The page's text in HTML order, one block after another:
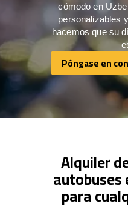
cómodo en
personalizables
hacemos que su
Póngase en
Póngase en
Alquiler
autobuses
para